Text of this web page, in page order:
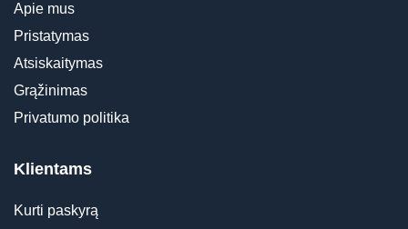
Apie mus
Pristatymas
Atsiskaitymas
Grąžinimas
Privatumo politika
Klientams
Kurti paskyrą